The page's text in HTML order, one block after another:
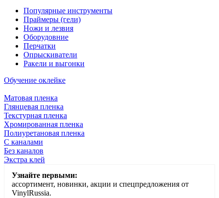
Популярные инструменты
Праймеры (гели)
Ножи и лезвия
Оборудовние
Перчатки
Опрыскиватели
Ракели и выгонки
Обучение оклейке
Матовая пленка
Глянцевая пленка
Текстурная пленка
Хромированная пленка
Полиуретановая пленка
С каналами
Без каналов
Экстра клей
Узнайте первыми:
ассортимент, новинки, акции и спецпредложения от
VinylRussia.